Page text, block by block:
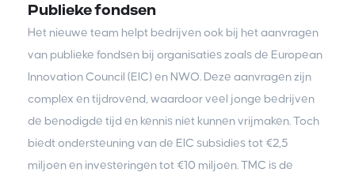
Publieke fondsen
Het nieuwe team helpt bedrijven ook bij het aanvragen
van publieke fondsen bij organisaties zoals de European
Innovation Council (EIC) en NWO. Deze aanvragen zijn
complex en tijdrovend, waardoor veel jonge bedrijven
de benodigde tijd en kennis niet kunnen vrijmaken. Toch
biedt ondersteuning van de EIC subsidies tot €2,5
miljoen en investeringen tot €10 miljoen. TMC is de